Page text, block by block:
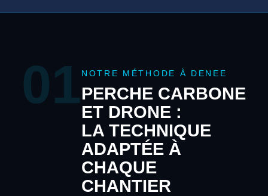
01 NOTRE MÉTHODE À DENEE
PERCHE CARBONE
ET DRONE :
LA TECHNIQUE
ADAPTÉE À
CHAQUE
CHANTIER